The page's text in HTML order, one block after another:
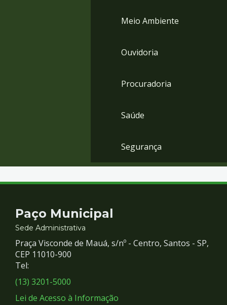
Meio Ambiente
Ouvidoria
Procuradoria
Saúde
Segurança
Contato
e
Redes
Sociais
Paço Municipal
Sede Administrativa
Praça Visconde de Mauá, s/nº - Centro, Santos - SP,
CEP 11010-900
Tel:
(13) 3201-5000
Lei de Acesso à Informação